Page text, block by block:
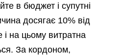
в бюджет і супутні
досягає 10% від
і на цьому витратна
За кордоном,